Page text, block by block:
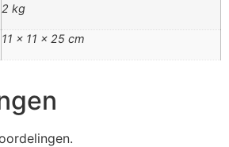
2 kg
11 × 11 × 25 cm